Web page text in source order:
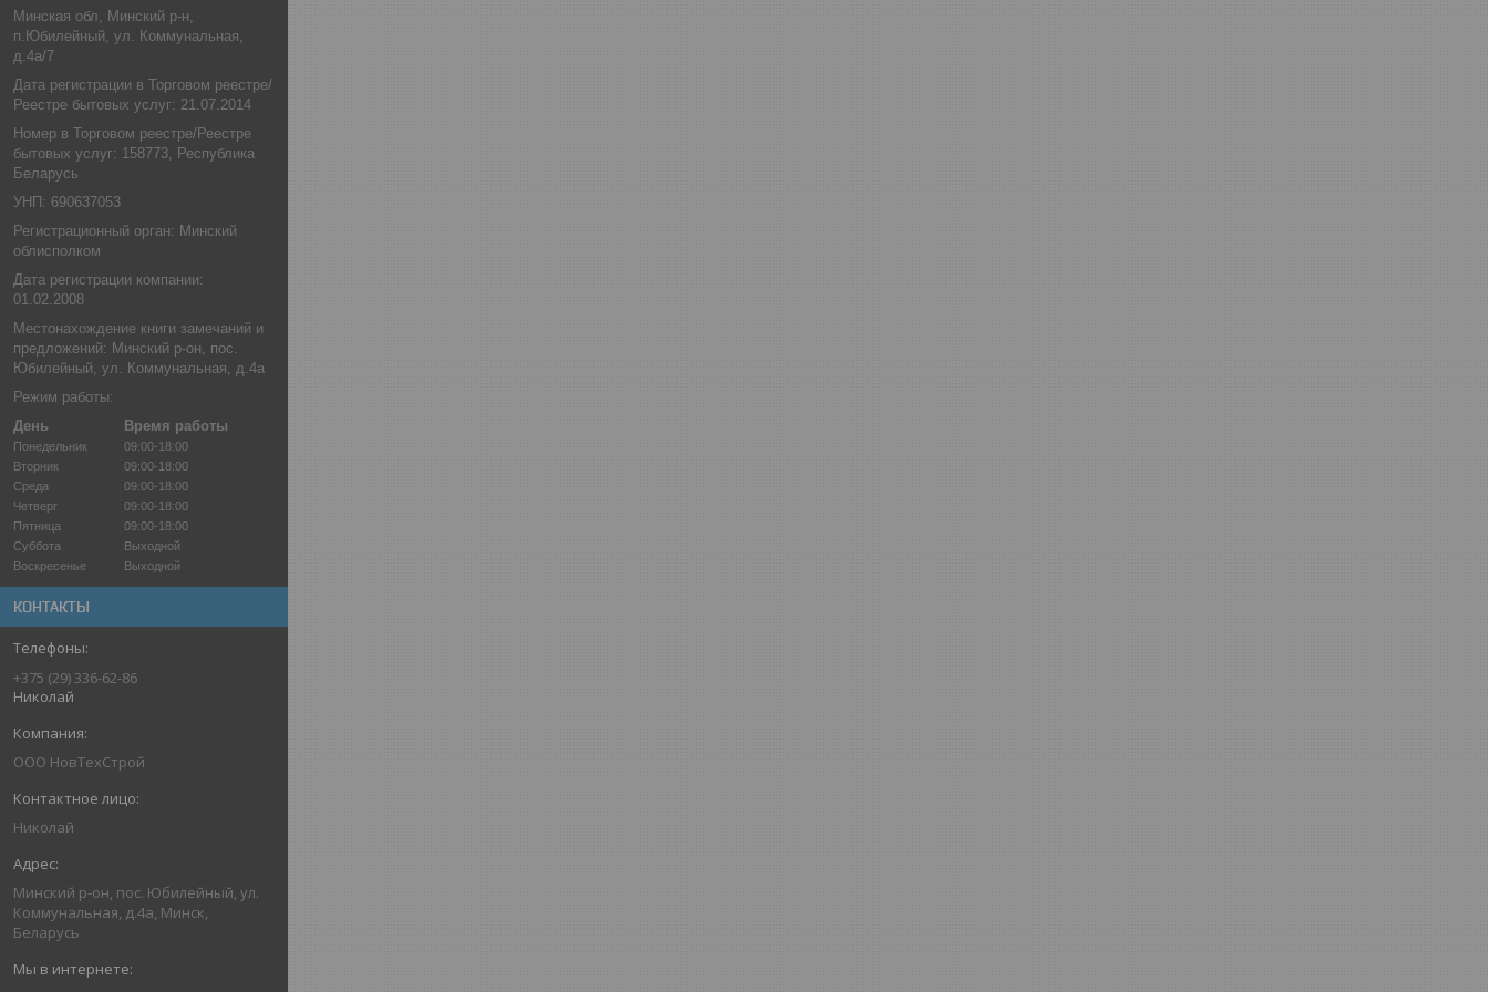
Минская обл, Минский р-н,
п.Юбилейный, ул. Коммунальная,
д.4а/7
Дата регистрации в Торговом реестре/
Реестре бытовых услуг: 21.07.2014
Номер в Торговом реестре/Реестре
бытовых услуг: 158773, Республика
Беларусь
УНП: 690637053
Регистрационный орган: Минский
облисполком
Дата регистрации компании:
01.02.2008
Местонахождение книги замечаний и
предложений: Минский р-он, пос.
Юбилейный, ул. Коммунальная, д.4а
Режим работы:
День
Время работы
Понедельник
09:00-18:00
Вторник
09:00-18:00
Среда
09:00-18:00
Четверг
09:00-18:00
Пятница
09:00-18:00
Суббота
Выходной
Воскресенье
Выходной
КОНТАКТЫ
+375 (29) 336-62-86
Николай
ООО НовТехСтрой
Николай
Минский р-он, пос. Юбилейный, ул.
Коммунальная, д.4а, Минск,
Беларусь